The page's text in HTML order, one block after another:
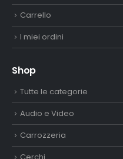
Carrello
I miei ordini
Shop
Tutte le categorie
Audio e Video
Carrozzeria